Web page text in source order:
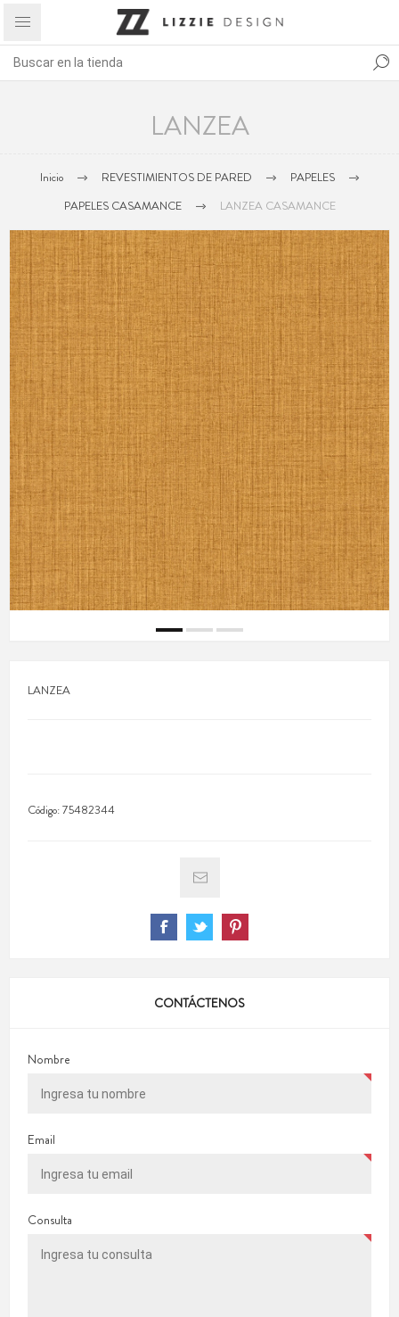
LANZEA
Inicio REVESTIMIENTOS DE PARED
PAPELES
PAPELES CASAMANCE
LANZEA CASAMANCE
LANZEA
Código:75482344
CONTÁCTENOS
Nombre
Email
Consulta